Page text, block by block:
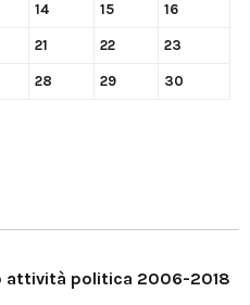
14 15 16
21 22 23
28 29 30
attività politica 2006-2018